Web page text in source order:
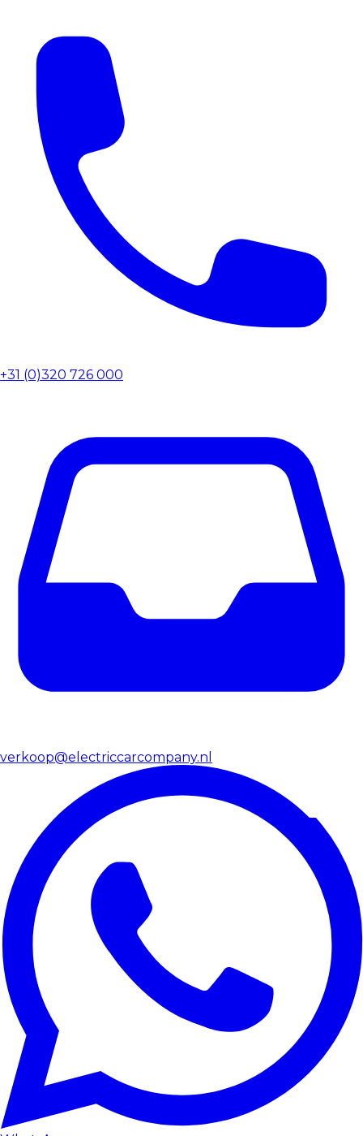
+31 (0)320 726 000
verkoop@electriccarcompany.nl